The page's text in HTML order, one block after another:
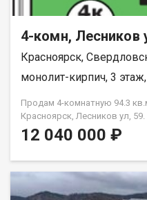
4-комн, Лесников
Красноярск,
монолит-кирпич, 3
Продам 4-комнатную 94.3
Красноярск, Лесников ул, 59.
12 040 000 ₽